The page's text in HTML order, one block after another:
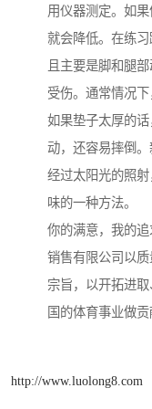
用仪器测定。如
就会降低。在练
且主要是脚和腿
受伤。通常情况下
如果垫子太厚的
动，还容易摔倒。
经过太阳光的照
味的一种方法。
你的满意，我的
销售有限公司以
宗旨，以开拓进
国的体育事业做贡
http://www.luolong8.com